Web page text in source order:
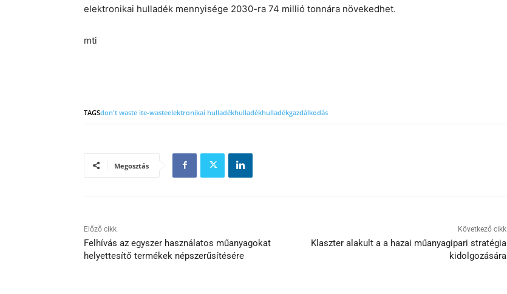
elektronikai hulladék mennyisége 2030-ra 74 millió tonnára növekedhet.
mti
TAGSdon't waste ite-wasteelektronikai hulladékhulladékhulladékgazdálkodás
Megosztás
Előző cikk
Felhívás az egyszer használatos műanyagokat
helyettesítő termékek népszerűsítésére
Következő cikk
Klaszter alakult a a hazai műanyagipari stratégia
kidolgozására